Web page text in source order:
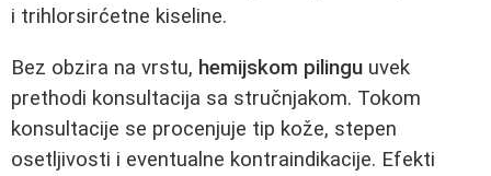
i trihlorsirćetne kiseline.
Bez obzira na vrstu, hemijskom pilingu uvek
prethodi konsultacija sa stručnjakom. Tokom
konsultacije se procenjuje tip kože, stepen
osetljivosti i eventualne kontraindikacije. Efekti